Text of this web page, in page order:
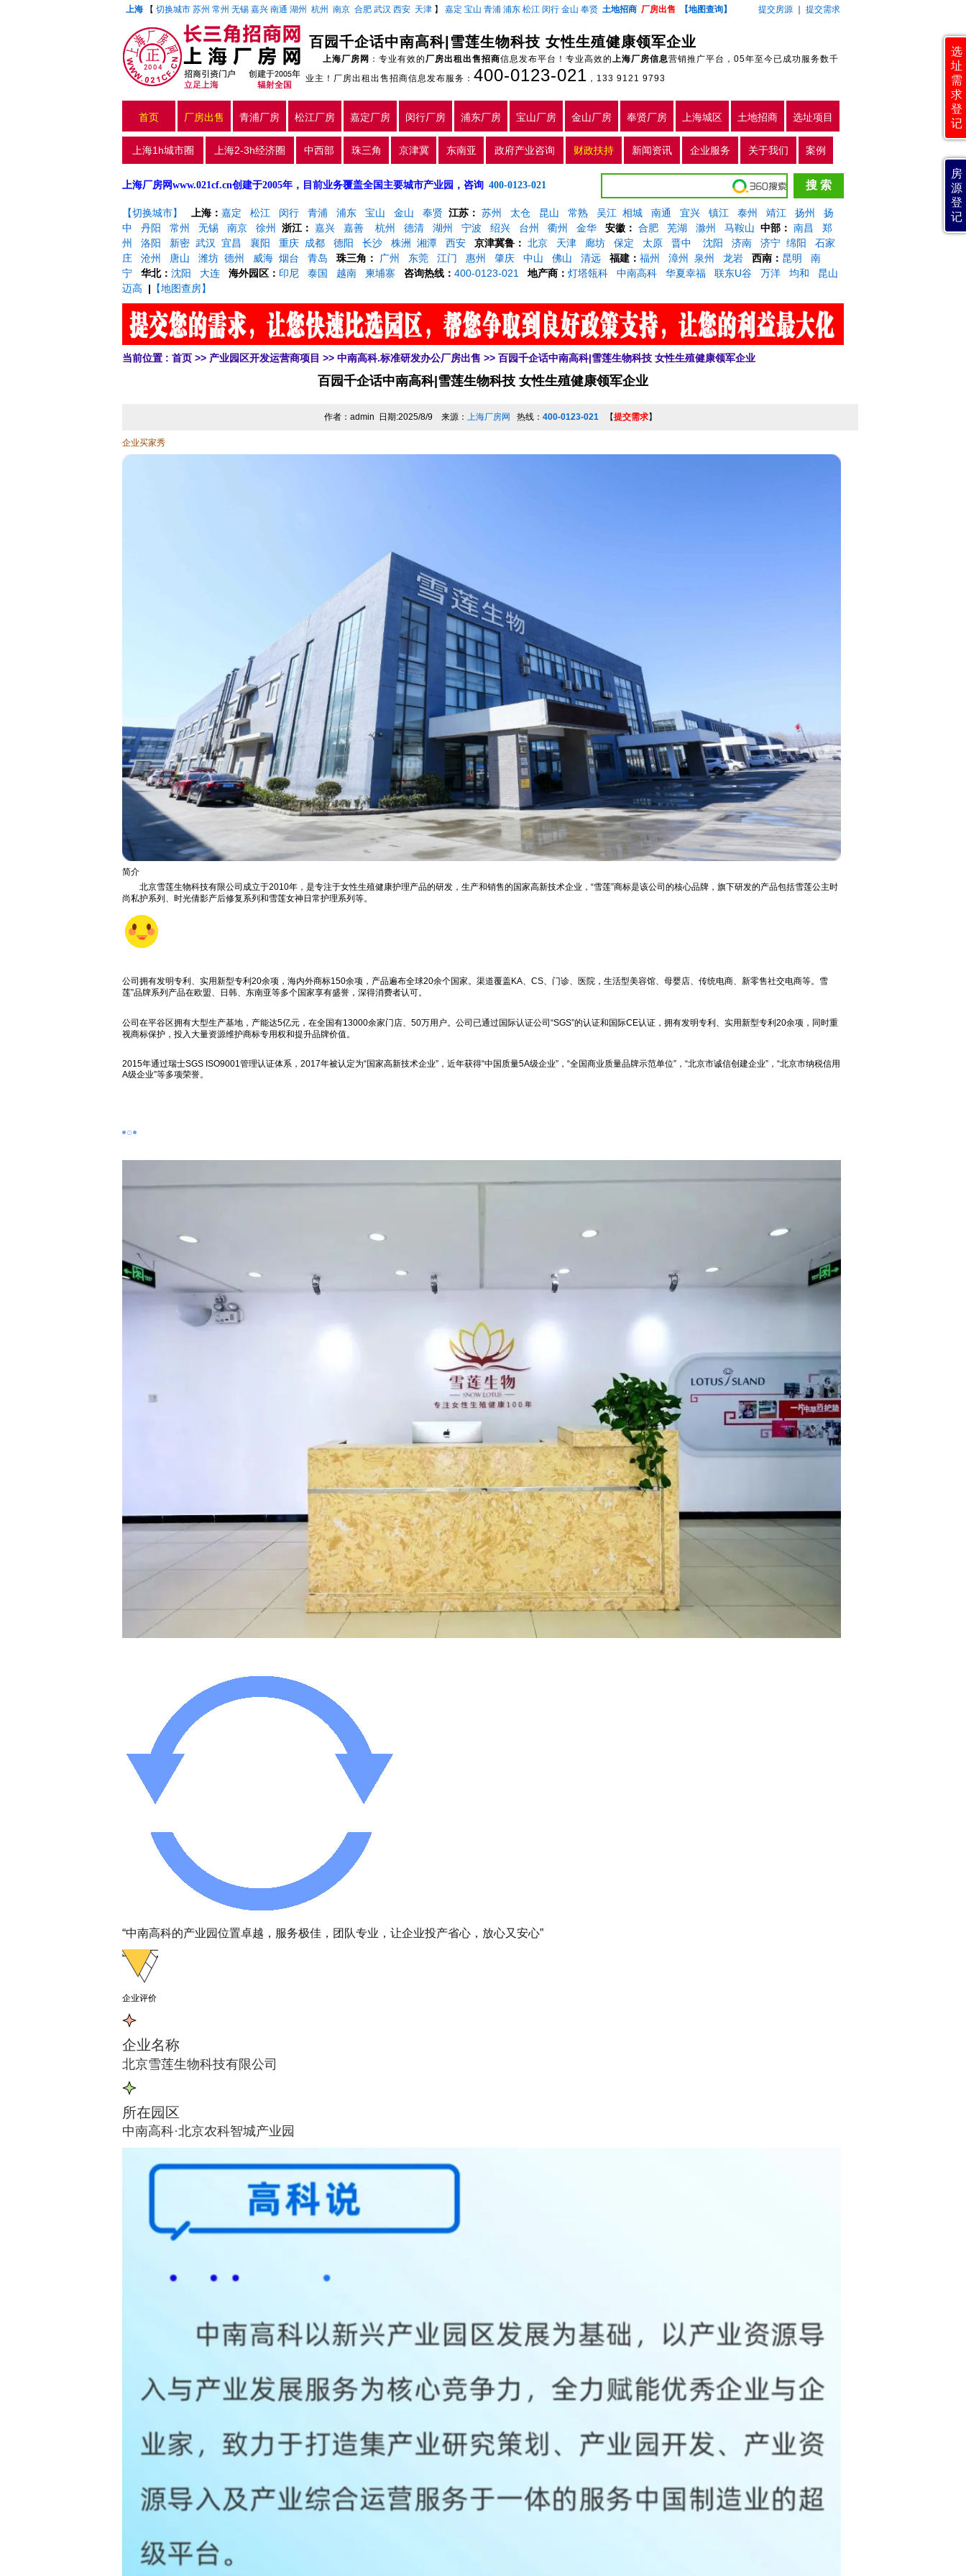
上海 【 切换城市 苏州 常州 无锡 嘉兴 南通 湖州 杭州 南京 合肥 武汉 西安 天津 】 嘉定 宝山 青浦 浦东 松江 闵行 金山 奉贤 土地招商 厂房出售 【地图查询】 提交房源 提交需求
百园千企话中南高科|雪莲生物科技 女性生殖健康领军企业
上海厂房网 ：专业有效的厂房出租出售招商信息发布平台！专业高效的上海厂房信息营销推广平台，05年至今已成功服务数千
业主！厂房出租出售招商信息发布服务： 400-0123-021 ，133 9121 9793
首页 厂房出售 青浦厂房 松江厂房 嘉定厂房 闵行厂房 浦东厂房 宝山厂房 金山厂房 奉贤厂房 上海城区 土地招商 选址项目
上海1h城市圈 上海2-3h经济圈 中西部 珠三角 京津冀 东南亚 政府产业咨询 财政扶持 新闻资讯 企业服务 关于我们 案例
上海厂房网www.021cf.cn创建于2005年，目前业务覆盖全国主要城市产业园，咨询 400-0123-021
【切换城市】 上海： 嘉定 松江 闵行 青浦 浦东 宝山 金山 奉贤 江苏： 苏州 太仓 昆山 常熟 吴江 相城 南通 宜兴 镇江 泰州 靖江 扬州
扬
中
丹阳 常州 无锡 南京 徐州 浙江： 嘉兴 嘉善 杭州 德清 湖州 宁波 绍兴 台州 衢州 金华 安徽： 合肥 芜湖 滁州 马鞍山 中部： 南昌
郑
州
洛阳 新密 武汉 宜昌 襄阳 重庆 成都 德阳 长沙 株洲 湘潭 西安 京津冀鲁： 北京 天津 廊坊 保定 太原 晋中 沈阳 济南 济宁 绵阳
石家
庄
沧州 唐山 潍坊 德州 威海 烟台 青岛 珠三角： 广州 东莞 江门 惠州 肇庆 中山 佛山 清远 福建： 福州 漳州 泉州 龙岩 西南： 昆明
南
宁
华北： 沈阳 大连 海外园区： 印尼 泰国 越南 柬埔寨 咨询热线： 400-0123-021 地产商： 灯塔瓴科 中南高科 华夏幸福 联东U谷 万洋 均和
昆山
迈高
| 【地图查房】
当前位置 : 首页 >> 产业园区开发运营商项目 >> 中南高科.标准研发办公厂房出售 >> 百园千企话中南高科|雪莲生物科技 女性生殖健康领军企业
百园千企话中南高科|雪莲生物科技 女性生殖健康领军企业
作者：admin 日期:2025/8/9 来源： 上海厂房网 热线： 400-0123-021【提交需求】
企业买家秀
简介
北京雪莲生物科技有限公司成立于2010年，是专注于女性生殖健康护理产品的研发，生产和销售的国家高新技术企业，“雪莲”商标是该公司的核心品牌，旗下研发的产品包括雪莲公主时
尚私护系列、时光倩影产后修复系列和雪莲女神日常护理系列等。
公司拥有发明专利、实用新型专利20余项，海内外商标150余项，产品遍布全球20余个国家。渠道覆盖KA、CS、门诊、医院，生活型美容馆、母婴店、传统电商、新零售社交电商等。雪
莲”品牌系列产品在欧盟、日韩、东南亚等多个国家享有盛誉，深得消费者认可。
公司在平谷区拥有大型生产基地，产能达5亿元，在全国有13000余家门店、50万用户。公司已通过国际认证公司“SGS”的认证和国际CE认证，拥有发明专利、实用新型专利20余项，同时重
视商标保护，投入大量资源维护商标专用权和提升品牌价值。
2015年通过瑞士SGS ISO9001管理认证体系，2017年被认定为“国家高新技术企业”，近年获得“中国质量5A级企业”，“全国商业质量品牌示范单位”，“北京市诚信创建企业”，“北京市纳税信用
A级企业”等多项荣誉。
“中南高科的产业园位置卓越，服务极佳，团队专业，让企业投产省心，放心又安心”
企业评价
企业名称
北京雪莲生物科技有限公司
所在园区
中南高科·北京农科智城产业园
选
址
需
求
登
记
房
源
登
记